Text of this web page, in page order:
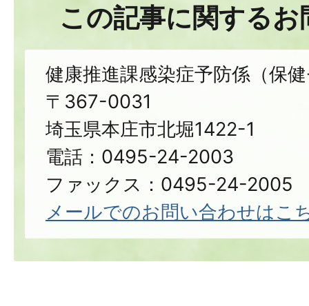
この記事に関する
健康推進課感染症予防係（保
〒367-0031
埼玉県本庄市北堀1422-1
電話：0495-24-2003
ファックス：0495-24-2005
メールでのお問い合わせはこ